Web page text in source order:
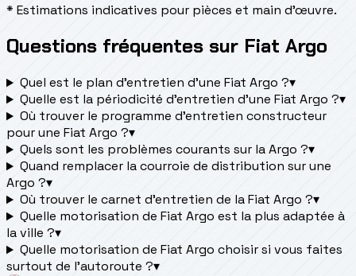
* Estimations indicatives pour pièces et main d'œuvre.
Questions fréquentes sur Fiat Argo
Quel est le plan d’entretien d’une Fiat Argo ?▾
Quelle est la périodicité d’entretien d’une Fiat Argo ?▾
Où trouver le programme d’entretien constructeur
pour une Fiat Argo ?▾
Quels sont les problèmes courants sur la Argo ?▾
Quand remplacer la courroie de distribution sur une
Argo ?▾
Où trouver le carnet d'entretien de la Fiat Argo ?▾
Quelle motorisation de Fiat Argo est la plus adaptée à
la ville ?▾
Quelle motorisation de Fiat Argo choisir si vous faites
surtout de l'autoroute ?▾